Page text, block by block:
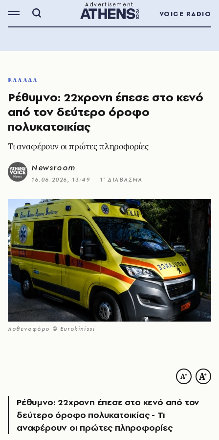
VOICE RADIO
ΕΛΛΑΔΑ
Ρέθυμνο: 22χρονη έπεσε στο κενό
από τον δεύτερο όροφο
πολυκατοικίας
Τι αναφέρουν οι πρώτες πληροφορίες
Newsroom
16.06.2026, 13:49 1’ ΔΙΑΒΑΣΜΑ
Ασθενοφόρο © Eurokinissi
Ρέθυμνο: 22χρονη έπεσε στο κενό από τον
δεύτερο όροφο πολυκατοικίας - Τι
αναφέρουν οι πρώτες πληροφορίες